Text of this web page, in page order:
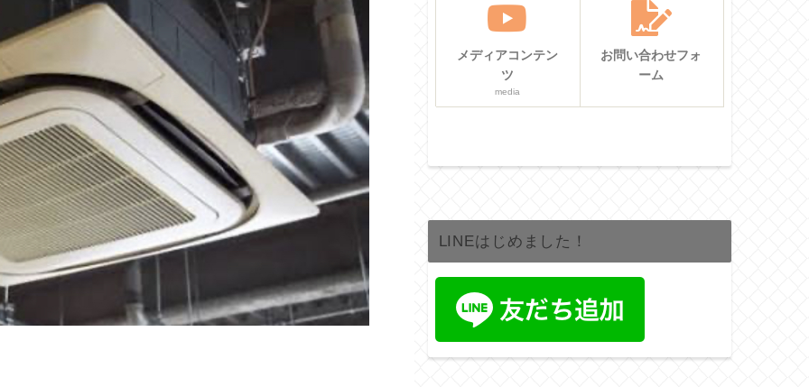
メディアコンテン
ツ
media
お問い合わせフォ
ーム
LINEはじめました！